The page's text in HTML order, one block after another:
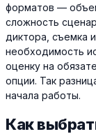
форматов —
сложность
диктора, съемка
необходимость
оценку на
опции. Так
начала работы.
Как